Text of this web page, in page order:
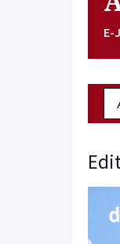
E-